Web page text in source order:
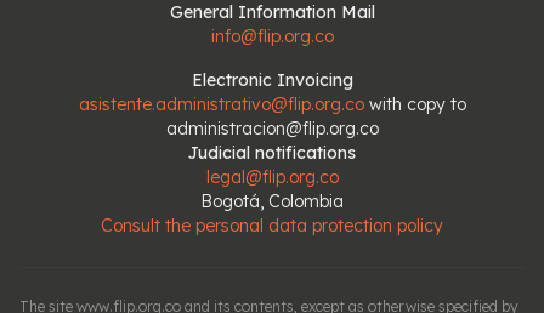
General Information Mail
info@flip.org.co
Electronic Invoicing
asistente.administrativo@flip.org.co with copy to
administracion@flip.org.co
Judicial notifications
legal@flip.org.co
Bogotá, Colombia
Consult the personal data protection policy
The site www.flip.org.co and its contents, except as otherwise specified by